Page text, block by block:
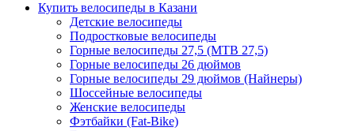
Купить велосипеды в Казани
Детские велосипеды
Подростковые велосипеды
Горные велосипеды 27,5 (MTB 27,5)
Горные велосипеды 26 дюймов
Горные велосипеды 29 дюймов (Найнеры)
Шоссейные велосипеды
Женские велосипеды
Фэтбайки (Fat-Bike)